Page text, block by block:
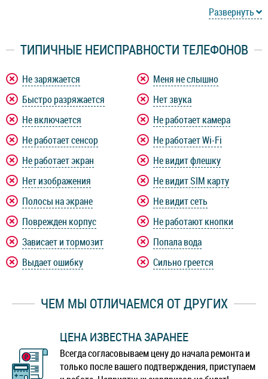
Развернуть
ТИПИЧНЫЕ НЕИСПРАВНОСТИ ТЕЛЕФОНОВ
Не заряжается
Быстро разряжается
Не включается
Не работает сенсор
Не работает экран
Нет изображения
Полосы на экране
Поврежден корпус
Зависает и тормозит
Выдает ошибку
Меня не слышно
Нет звука
Не работает камера
Не работает Wi-Fi
Не видит флешку
Не видит SIM карту
Не видит сеть
Не работают кнопки
Попала вода
Сильно греется
ЧЕМ МЫ ОТЛИЧАЕМСЯ ОТ ДРУГИХ
ЦЕНА ИЗВЕСТНА ЗАРАНЕЕ
Всегда согласовываем цену до начала ремонта и
только после вашего подтверждения, приступаем